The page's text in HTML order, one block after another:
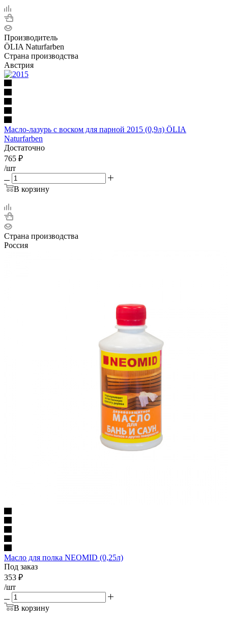
Производитель
ÖLIA Naturfarben
Страна производства
Австрия
Масло-лазурь с воском для парной 2015 (0,9л) ÖLIA
Naturfarben
Достаточно
765 ₽
/шт
В корзину
Страна производства
Россия
Масло для полка NEOMID (0,25л)
Под заказ
353 ₽
/шт
В корзину